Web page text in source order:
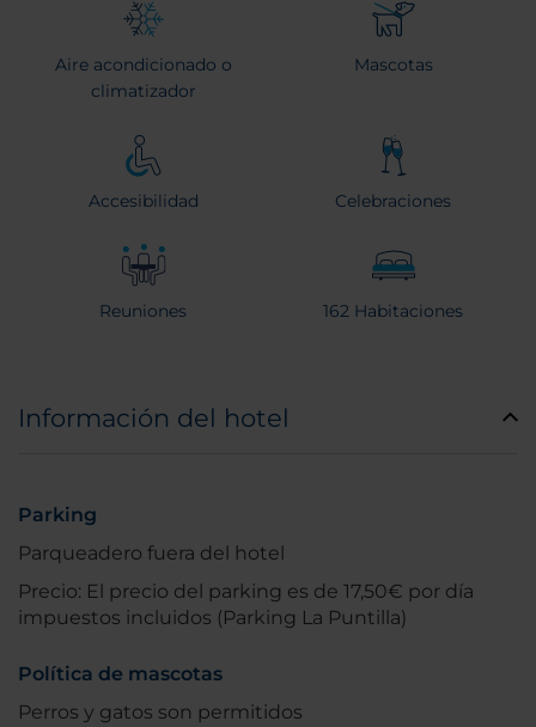
Aire acondicionado o
climatizador
Mascotas
Accesibilidad Celebraciones
Reuniones 162 Habitaciones
Información del hotel
Parking
Parqueadero fuera del hotel
Precio: El precio del parking es de 17,50€ por día
impuestos incluidos (Parking La Puntilla)
Política de mascotas
Perros y gatos son permitidos